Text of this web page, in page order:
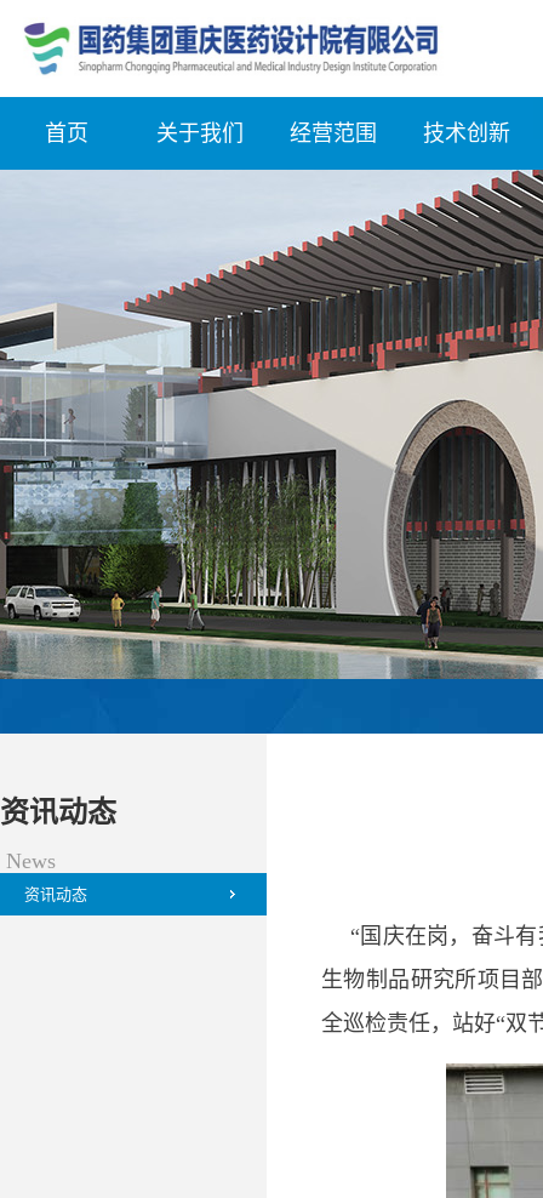
首页 关于我们 经营范围 技术创新
资讯动态
News
资讯动态
“国庆在岗，奋斗
生物制品研究所项目
全巡检责任，站好“双